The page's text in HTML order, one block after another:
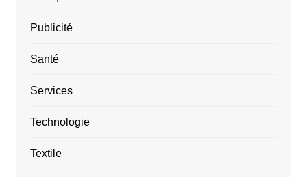
Publicité
Santé
Services
Technologie
Textile